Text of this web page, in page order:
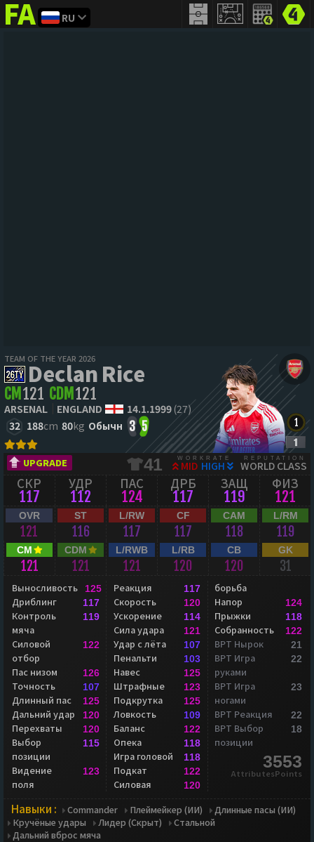
FIFAaddict
RU
TEAM OF THE YEAR 2026
Declan Rice
CM 121 CDM 121
ARSENAL ENGLAND 14.1.1999(27)
32 188cm 80kg Обычн 3 5
UPGRADE 41 WORKRATE
MID HIGH
REPUTATION
WORLD CLASS
СКР
117
УДР
112
ПАС
124
ДРБ
117
ЗАЩ
119
ФИЗ
121
OVR
121
ST
116
L/RW
117
CF
117
CAM
118
L/RM
119
CM
121
CDM
121
L/RWB
121
L/RB
120
CB
120
GK
31
Выносливость 125
Дриблинг 117
Контроль
мяча
119
Силовой
отбор
122
Пас низом 126
Точность 107
Длинный пас 125
Дальний удар 120
Перехваты 120
Выбор
позиции
115
Видение
поля
123
Реакция 117
Скорость 120
Ускорение 114
Сила удара 121
Удар с лёта 107
Пенальти 103
Навес 125
Штрафные 123
Подкрутка 125
Ловкость 109
Баланс 122
Опека 118
Игра головой 118
Подкат 122
Силовая
борьба
120
Напор 124
Прыжки 118
Собранность 122
ВРТ Нырок 21
ВРТ Игра
руками
22
ВРТ Игра
ногами
23
ВРТ Реакция 22
ВРТ Выбор
позиции
18
3553
AttributesPoints
Навыки : Commander Плеймейкер (ИИ)
Длинные пасы (ИИ)
Кручёные удары
Лидер (Скрыт)
Стальной
Дальний вброс мяча